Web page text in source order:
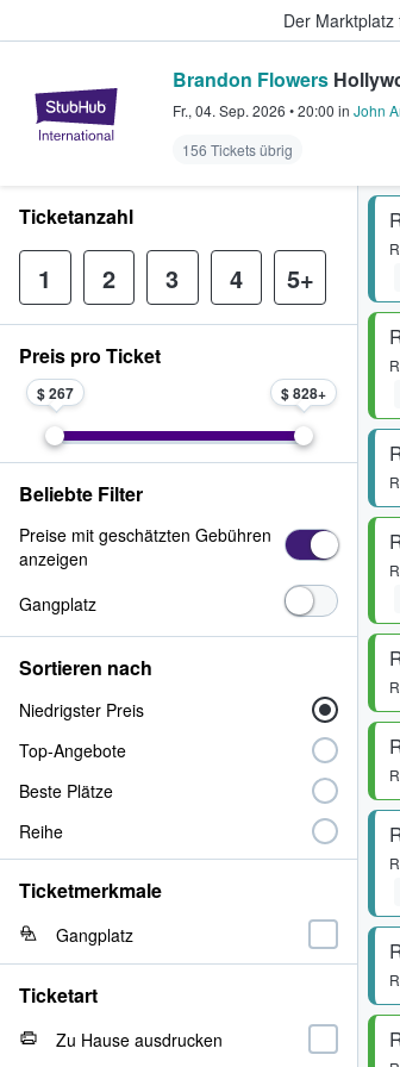
Der
StubHub - Wo Fans
Brandon Flowers
Fr., 04. Sep. 2026 •20:00 in John
156 Tickets übrig
Ticketanzahl
1 2 3 4 5+
Preis pro Ticket
$ 267 $ 828
Beliebte Filter
Preise mit geschätzten Gebühren
anzeigen
Gangplatz
Sortieren nach
Niedrigster Preis
Top-Angebote
Beste Plätze
Reihe
Ticketmerkmale
Gangplatz
Ticketart
Zu Hause ausdrucken